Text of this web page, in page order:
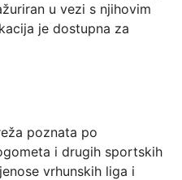
u vezi s njihovim
je dostupna za
poznata po
i drugih sportskih
vrhunskih liga i